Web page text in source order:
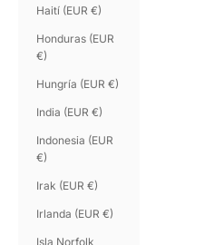
Haití (EUR €)
Honduras (EUR
€)
Hungría (EUR €)
India (EUR €)
Indonesia (EUR
€)
Irak (EUR €)
Irlanda (EUR €)
Isla Norfolk